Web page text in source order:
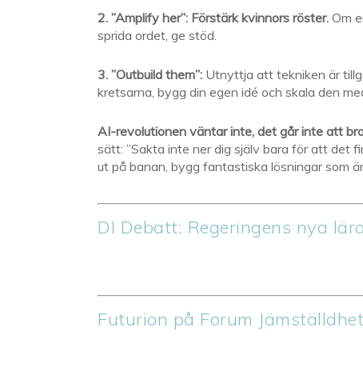
2. ”Amplify her”: Förstärk kvinnors röster. Om
sprida ordet, ge stöd.
3. ”Outbuild them”: Utnyttja att tekniken är
kretsarna, bygg din egen idé och skala den
AI-revolutionen väntar inte, det går inte att
sätt: ”Sakta inte ner dig själv bara för att det
ut på banan, bygg fantastiska lösningar som
DI Debatt: Regeringens nya
Futurion på Forum